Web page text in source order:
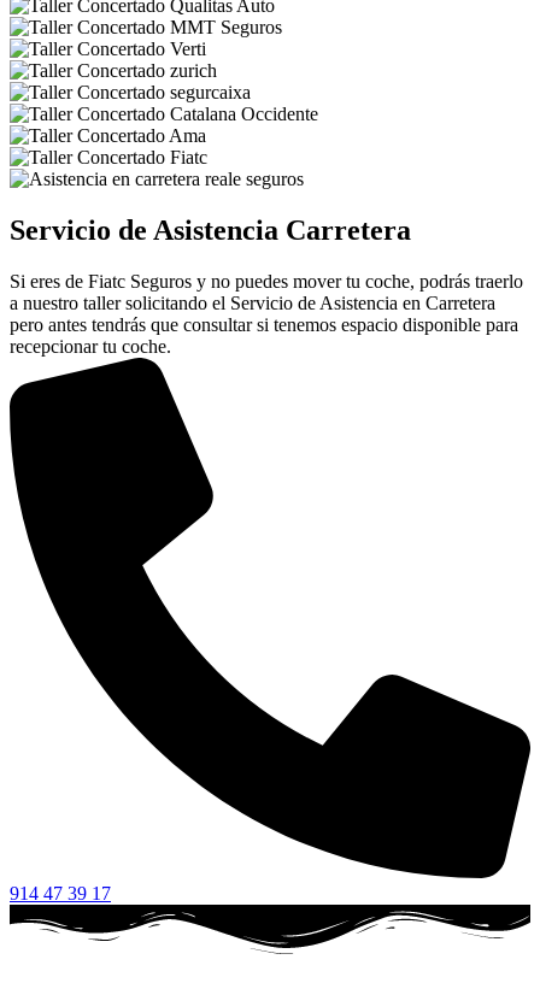
Servicio de Asistencia Carretera
Si eres de Fiatc Seguros y no puedes mover tu coche, podrás traerlo
a nuestro taller solicitando el Servicio de Asistencia en Carretera
pero antes tendrás que consultar si tenemos espacio disponible para
recepcionar tu coche.
914 47 39 17